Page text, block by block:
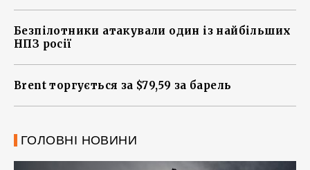
Безпілотники атакували один із найбільших
НПЗ росії
Brent торгується за $79,59 за барель
ГОЛОВНІ НОВИНИ